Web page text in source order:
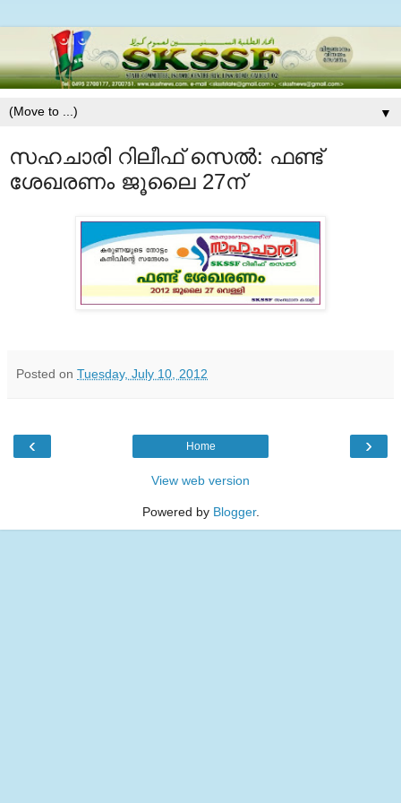
▼
സഹചാരി റിലീഫ്‌ സെല്‍: ഫണ്ട്
ശേഖരണം ജൂലൈ 27ന്
Posted on Tuesday, July 10, 2012
‹ ›
Home
View web version
Powered by Blogger.